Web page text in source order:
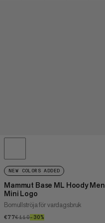
NEW COLORS ADDED
Mammut Base ML Hoody Men
Mini Logo
Bomullströja för vardagsbruk
€77€77
€110€110
–30%